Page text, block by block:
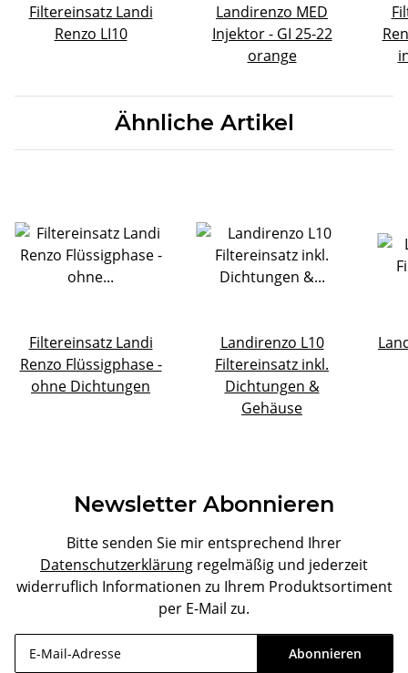
Filtereinsatz Landi
Renzo LI10
Landirenzo MED
Injektor - GI 25-22
orange
Ähnliche Artikel
Filtereinsatz Landi
Renzo Flüssigphase -
ohne Dichtungen
Landirenzo L10
Filtereinsatz inkl.
Dichtungen &
Gehäuse
Newsletter Abonnieren
Bitte senden Sie mir entsprechend Ihrer
Datenschutzerklärung regelmäßig und jederzeit
widerruflich Informationen zu Ihrem Produktsortiment
per E-Mail zu.
Abonnieren